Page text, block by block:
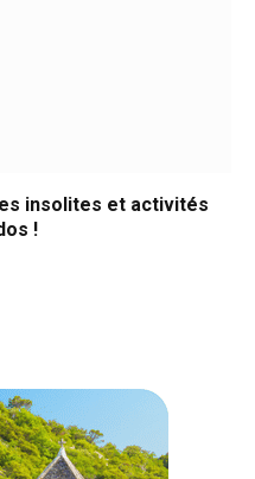
insolites et activités
!